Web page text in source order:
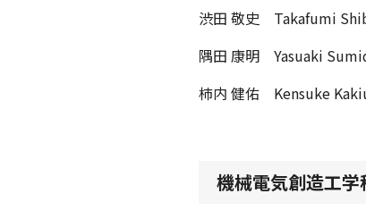
渋田 敬史 Takafumi
隅田 康明 Yasuaki
柿内 健佑 Kensuke
機械電気創造工学